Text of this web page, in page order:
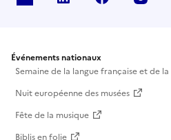
Événements nationaux
Semaine de la langue française et de
Nuit européenne des musées
Fête de la musique
Biblis en folie